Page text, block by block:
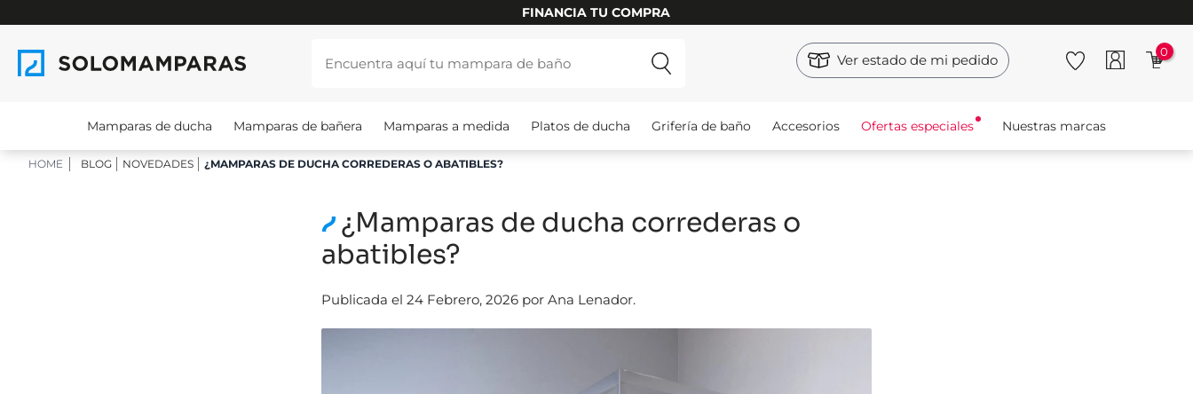
FINANCIA TU COMPRA
Ver estado de mi pedido 0
Mamparas de ducha Mamparas de bañera Mamparas a medida Platos de ducha Grifería de baño Accesorios Ofertas especiales Nuestras marcas
HOME BLOG NOVEDADES ¿MAMPARAS DE DUCHA CORREDERAS O ABATIBLES?
¿Mamparas de ducha correderas o
abatibles?
Publicada el 24 Febrero, 2026 por Ana Lenador.